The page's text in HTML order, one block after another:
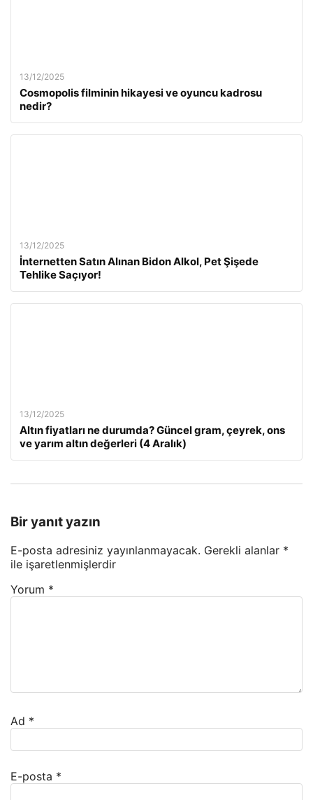
13/12/2025
Cosmopolis filminin hikayesi ve oyuncu kadrosu
nedir?
13/12/2025
İnternetten Satın Alınan Bidon Alkol, Pet Şişede
Tehlike Saçıyor!
13/12/2025
Altın fiyatları ne durumda? Güncel gram, çeyrek, ons
ve yarım altın değerleri (4 Aralık)
Bir yanıt yazın
E-posta adresiniz yayınlanmayacak. Gerekli alanlar *
ile işaretlenmişlerdir
Yorum *
Ad *
E-posta *